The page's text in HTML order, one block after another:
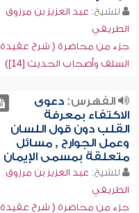
للشيخ: عبد العزيز بن مرزوق
الطريفي
جزء من محاضرة ( شرح عقيدة
السلف وأصحاب الحديث [14])
الفهرس:دعوى
الاكتفاء بمعرفة
القلب دون قول اللسان
وعمل الجوارح , مسائل
متعلقة بمسمى الإيمان
للشيخ: عبد العزيز بن مرزوق
الطريفي
جزء من محاضرة ( شرح عقيدة